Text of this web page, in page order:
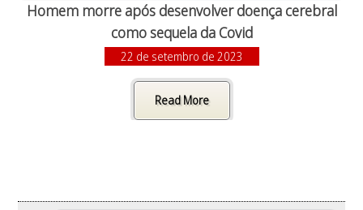
Homem morre após desenvolver doença cerebral
como sequela da Covid
22 de setembro de 2023
Read More